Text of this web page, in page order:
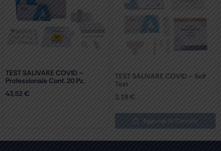
TEST SALIVARE COVID –
Professionale Conf. 20 Pz.
43,52€
TEST SALIVARE COVID – Self
Test
2,19 €
Aggiungi Al Carrello